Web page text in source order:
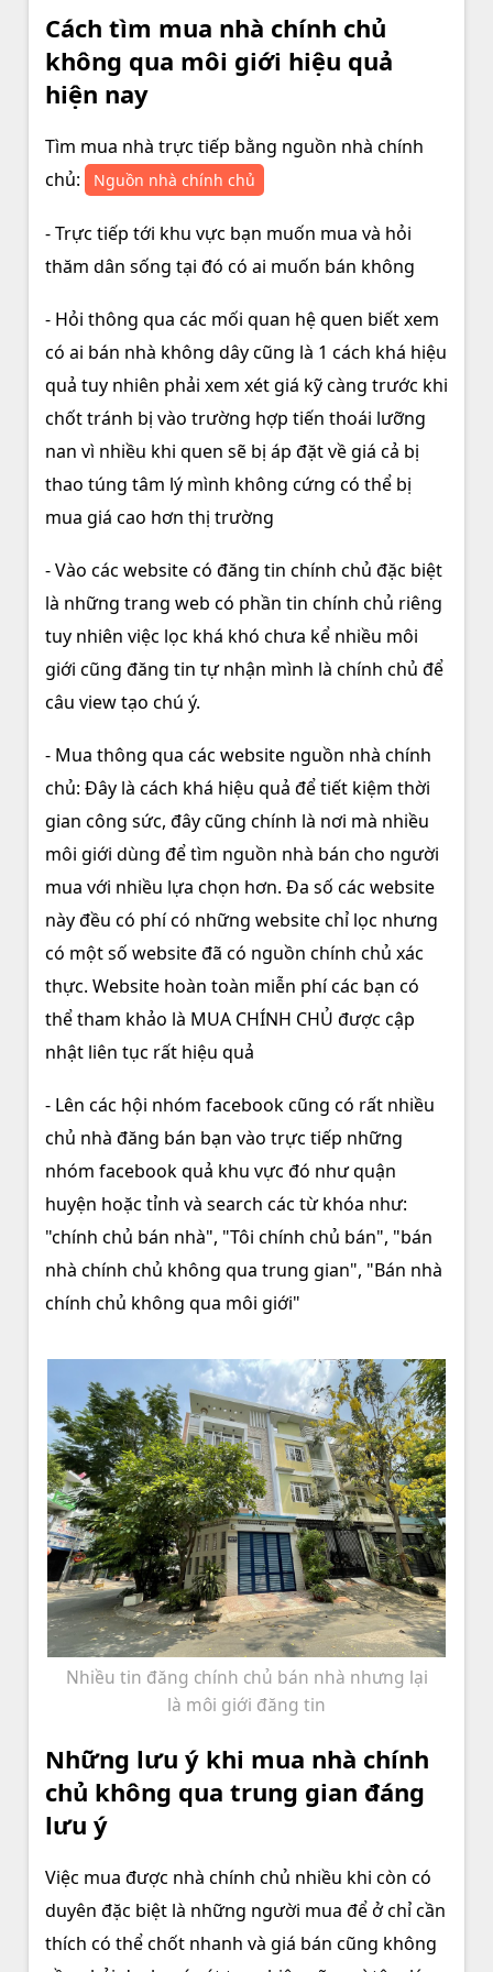
Cách tìm mua nhà chính chủ
không qua môi giới hiệu quả
hiện nay
Tìm mua nhà trực tiếp bằng nguồn nhà chính
chủ:
Nguồn nhà chính chủ
- Trực tiếp tới khu vực bạn muốn mua và hỏi
thăm dân sống tại đó có ai muốn bán không
- Hỏi thông qua các mối quan hệ quen biết xem
có ai bán nhà không dây cũng là 1 cách khá hiệu
quả tuy nhiên phải xem xét giá kỹ càng trước khi
chốt tránh bị vào trường hợp tiến thoái lưỡng
nan vì nhiều khi quen sẽ bị áp đặt về giá cả bị
thao túng tâm lý mình không cứng có thể bị
mua giá cao hơn thị trường
- Vào các website có đăng tin chính chủ đặc biệt
là những trang web có phần tin chính chủ riêng
tuy nhiên việc lọc khá khó chưa kể nhiều môi
giới cũng đăng tin tự nhận mình là chính chủ để
câu view tạo chú ý.
- Mua thông qua các website nguồn nhà chính
chủ: Đây là cách khá hiệu quả để tiết kiệm thời
gian công sức, đây cũng chính là nơi mà nhiều
môi giới dùng để tìm nguồn nhà bán cho người
mua với nhiều lựa chọn hơn. Đa số các website
này đều có phí có những website chỉ lọc nhưng
có một số website đã có nguồn chính chủ xác
thực. Website hoàn toàn miễn phí các bạn có
thể tham khảo là MUA CHÍNH CHỦ được cập
nhật liên tục rất hiệu quả
- Lên các hội nhóm facebook cũng có rất nhiều
chủ nhà đăng bán bạn vào trực tiếp những
nhóm facebook quả khu vực đó như quận
huyện hoặc tỉnh và search các từ khóa như:
"chính chủ bán nhà", "Tôi chính chủ bán", "bán
nhà chính chủ không qua trung gian", "Bán nhà
chính chủ không qua môi giới"
Nhiều tin đăng chính chủ bán nhà nhưng lại
là môi giới đăng tin
Những lưu ý khi mua nhà chính
chủ không qua trung gian đáng
lưu ý
Việc mua được nhà chính chủ nhiều khi còn có
duyên đặc biệt là những người mua để ở chỉ cần
thích có thể chốt nhanh và giá bán cũng không